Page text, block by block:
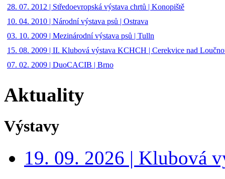
28. 07. 2012 | Středoevropská výstava chrtů | Konopiště
10. 04. 2010 | Národní výstava psů | Ostrava
03. 10. 2009 | Mezinárodní výstava psů | Tulln
15. 08. 2009 | II. Klubová výstava KCHCH | Cerekvice nad
07. 02. 2009 | DuoCACIB | Brno
Aktuality
Výstavy
19. 09. 2026 | Klubová